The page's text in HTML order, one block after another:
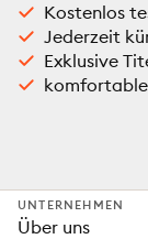
Kostenlos
Jederzeit
Exklusive
UNTERNEHMEN
Über uns